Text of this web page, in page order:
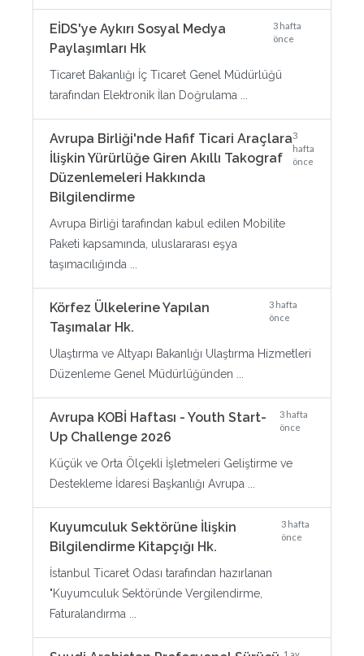
EİDS'ye Aykırı Sosyal Medya
Paylaşımları Hk
3 hafta
önce
Ticaret Bakanlığı İç Ticaret Genel Müdürlüğü
tarafından Elektronik İlan Doğrulama ...
Avrupa Birliği'nde Hafif Ticari Araçlara
İlişkin Yürürlüğe Giren Akıllı Takograf
Düzenlemeleri Hakkında
Bilgilendirme
3
hafta
önce
Avrupa Birliği tarafından kabul edilen Mobilite
Paketi kapsamında, uluslararası eşya
taşımacılığında ...
Körfez Ülkelerine Yapılan
Taşımalar Hk.
3 hafta
önce
Ulaştırma ve Altyapı Bakanlığı Ulaştırma Hizmetleri
Düzenleme Genel Müdürlüğünden ...
Avrupa KOBİ Haftası - Youth Start-
Up Challenge 2026
3 hafta
önce
Küçük ve Orta Ölçekli İşletmeleri Geliştirme ve
Destekleme İdaresi Başkanlığı Avrupa ...
Kuyumculuk Sektörüne İlişkin
Bilgilendirme Kitapçığı Hk.
3 hafta
önce
İstanbul Ticaret Odası tarafından hazırlanan
"Kuyumculuk Sektöründe Vergilendirme,
Faturalandırma ...